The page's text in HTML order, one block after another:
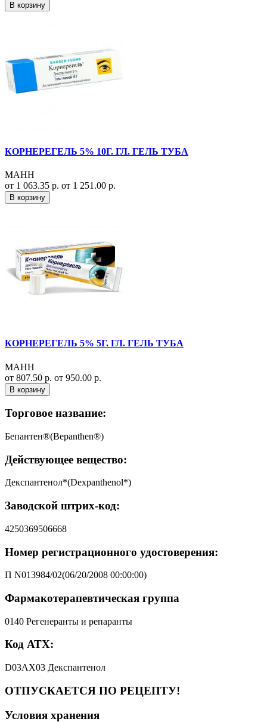
В корзину
КОРНЕРЕГЕЛЬ 5% 10Г. ГЛ. ГЕЛЬ ТУБА
МАНН
от 1 063.35 р. от 1 251.00 р.
В корзину
КОРНЕРЕГЕЛЬ 5% 5Г. ГЛ. ГЕЛЬ ТУБА
МАНН
от 807.50 р. от 950.00 р.
В корзину
Торговое название:
Бепантен®(Bepanthen®)
Действующее вещество:
Декспантенол*(Dexpanthenol*)
Заводской штрих-код:
4250369506668
Номер регистрационного удостоверения:
П N013984/02(06/20/2008 00:00:00)
Фармакотерапевтическая группа
0140 Регенеранты и репаранты
Код АТХ:
D03AX03 Декспантенол
ОТПУСКАЕТСЯ ПО РЕЦЕПТУ!
Условия хранения